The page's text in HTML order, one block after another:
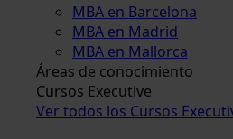
MBA en Barcelona
MBA en Madrid
MBA en Mallorca
Áreas de conocimiento
Cursos Executive
Ver todos los Cursos